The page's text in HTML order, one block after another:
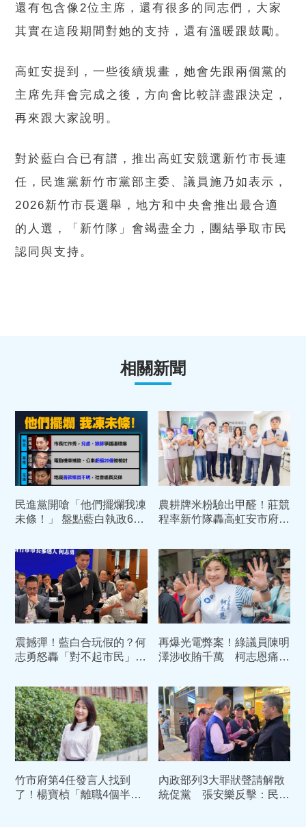
還有包含像2位主席，還有很多的同志們，大家
其實在這段期間對她的支持，還有溫暖跟鼓勵。
高虹安提到，一些後續規畫，她會先跟兩個黨的
主席先拜會完成之後，方向會比較詳盡跟決定，
再來跟大家說明。
對於藍白合已有譜，推出高虹安競選新竹市長連
任，民進黨新竹市黨部主委、議員施乃如表示，
2026新竹市長選舉，地方和中央會推出最合適
的人選，「新竹隊」會竭盡全力，團結爭取市民
認同與支持。
相關新聞
民進黨開嗆「他們擺爛我凍
未條！」 盤點藍白執政6縣
農耕牌米粉驗出甲醛！莊競
程率新竹隊轟高虹安市府
震撼彈！藍白合玩假的？何
志勇怒轟「對不起市民」
再爆光電弊案！綠議員陳明
澤涉收賄千萬 柯志恩痛
金」
竹市府第4任發言人找到
了！楊寶楨「離職4個半
內政部列3大罪狀聲請解散
統促黨 張安樂反擊：民進